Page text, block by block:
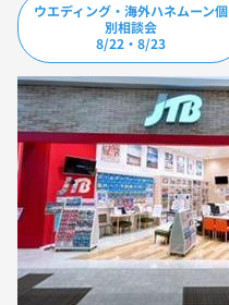
ウエディング・海外ハネムーン個
別相談会
8/22・8/23